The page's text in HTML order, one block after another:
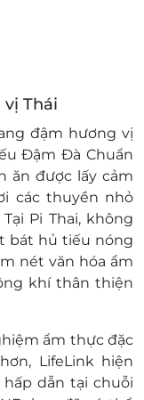
Quan Hoa,
Định, Phường
Hà Nội
Tổ 50, Phường
Hà Nội
mua sắm Aeon
Tân Phú,
TP Hồ Chí
Linh Chiểu,
E-Voucher/E-
Thái
đậm hương vị
Đậm Đà Chuẩn
ăn được lấy cảm
các thuyền nhỏ
Pi Thai, không
bát hủ tiếu nóng
nét văn hóa ẩm
khí thân thiện
ẩm thực đặc
LifeLink hiện
dẫn tại chuỗi